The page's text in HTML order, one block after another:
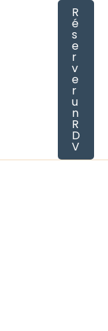
R
é
s
e
r
v
e
r
u
n
R
D
V